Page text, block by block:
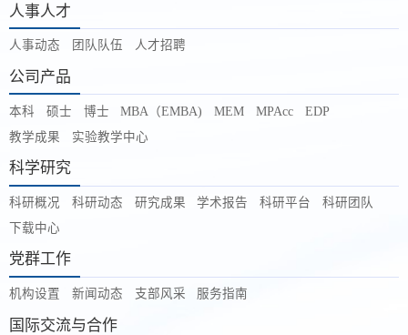
人事人才
人事动态 团队队伍 人才招聘
公司产品
本科 硕士 博士 MBA（EMBA) MEM MPAcc
EDP
教学成果
实验教学中心
科学研究
科研概况 科研动态 研究成果 学术报告 科研平台
科研团队
下载中心
党群工作
机构设置 新闻动态 支部风采 服务指南
国际交流与合作